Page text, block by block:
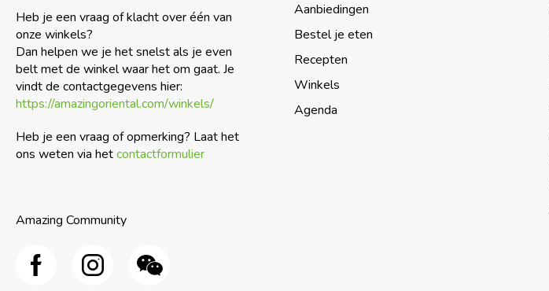
Heb je een vraag of klacht over één van
onze winkels?
Dan helpen we je het snelst als je even
belt met de winkel waar het om gaat. Je
vindt de contactgegevens hier:
https://amazingoriental.com/winkels/
Heb je een vraag of opmerking? Laat het
ons weten via hetcontactformulier
Amazing Community
Aanbiedingen
Bestel je eten
Recepten
Winkels
Agenda